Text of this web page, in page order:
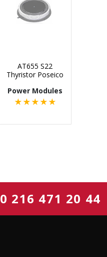
AT655 S22
Thyristor Poseico
Power Modules
★ ★ ★ ★ ★
0 216 471 20 44